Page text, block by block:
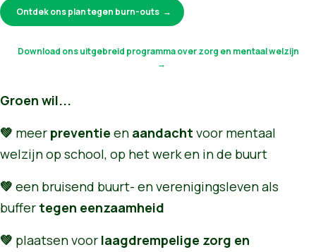
Ontdek ons plan tegen burn-outs
Download ons uitgebreid programma over zorg en mentaal welzijn
Groen wil...
💚 meer preventie en aandacht voor mentaal
welzijn op school, op het werk en in de buurt
💚 een bruisend buurt- en verenigingsleven als
buffer tegen eenzaamheid
💚 plaatsen voor laagdrempelige zorg en